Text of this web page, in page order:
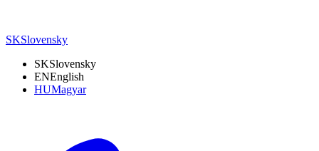
SKSlovensky
SKSlovensky
ENEnglish
HUMagyar